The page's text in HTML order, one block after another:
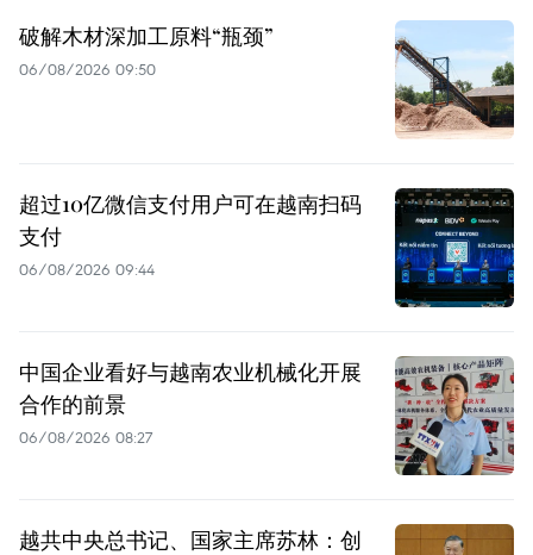
破解木材深加工原料“瓶颈”
06/08/2026 09:50
超过10亿微信支付用户可在越南扫码
支付
06/08/2026 09:44
中国企业看好与越南农业机械化开展
合作的前景
06/08/2026 08:27
越共中央总书记、国家主席苏林：创